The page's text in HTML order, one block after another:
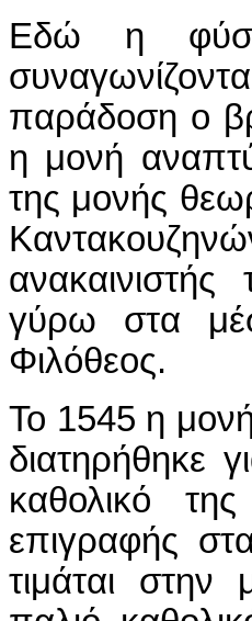
Εδώ η
παράδοση ο
η μονή
της μονής
γύρω στα
Φιλόθεος.
Το 1545 η
διατηρήθηκε
καθολικό
επιγραφής
τιμάται